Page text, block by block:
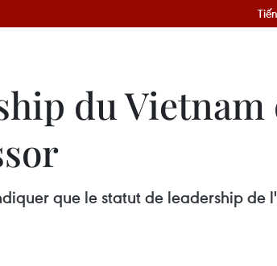
du Vietnam
que le statut de leadership